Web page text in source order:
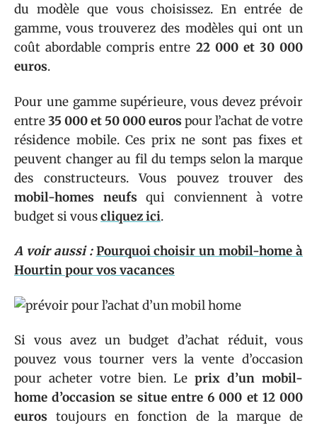
du modèle que vous choisissez. En entrée de
gamme, vous trouverez des modèles qui ont un
coût abordable compris entre 22 000 et 30 000
euros.
Pour une gamme supérieure, vous devez prévoir
entre35 000 et 50 000 euros pour l’achat de votre
résidence mobile. Ces prix ne sont pas fixes et
peuvent changer au fil du temps selon la marque
des constructeurs. Vous pouvez trouver des
mobil-homes neufs qui conviennent à votre
budget si vouscliquez ici.
A voir aussi : Pourquoi choisir un mobil-home à
Hourtin pour vos vacances
Si vous avez un budget d’achat réduit, vous
pouvez vous tourner vers la vente d’occasion
pour acheter votre bien. Le prix d’un mobil-
home d’occasion se situe entre 6 000 et 12 000
euros toujours en fonction de la marque de